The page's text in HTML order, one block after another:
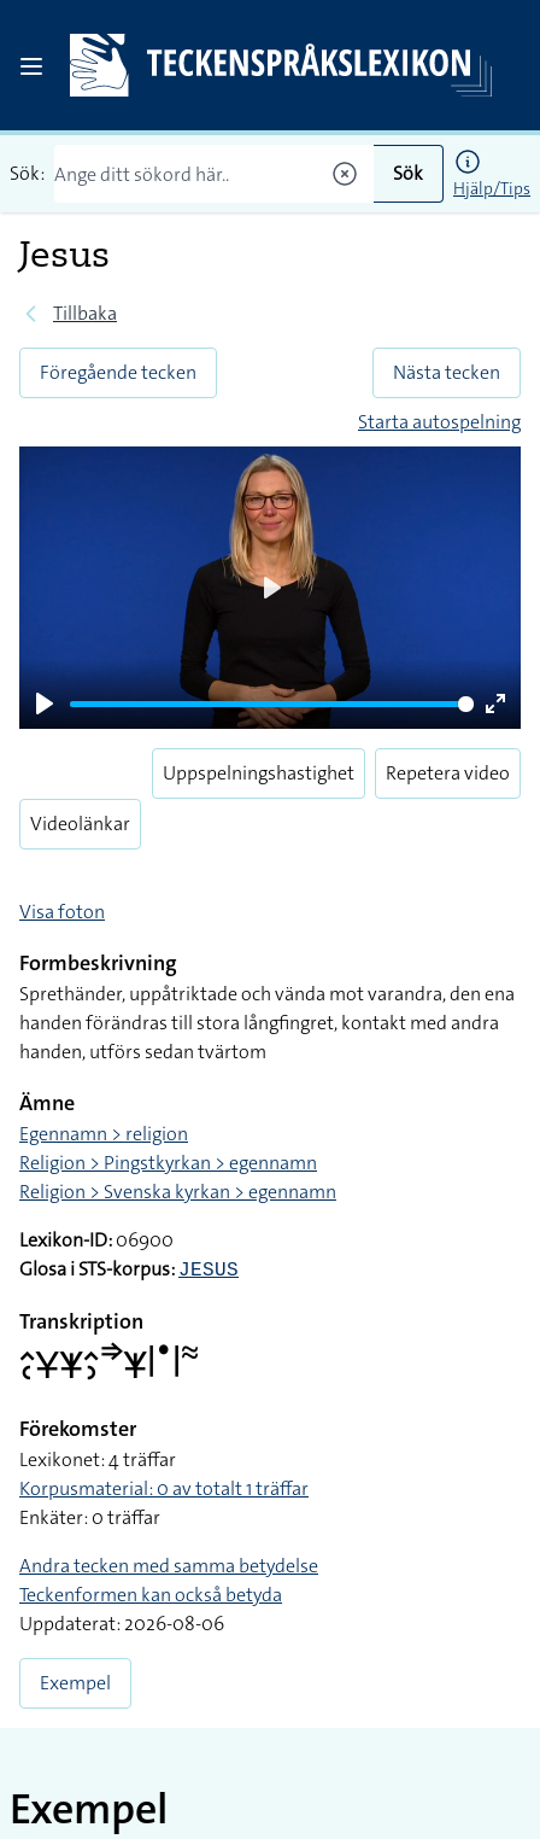
Sök: Sök
Hjälp/Tips
Jesus
Tillbaka
Föregående tecken
Nästa tecken
Starta autospelning
Play
Enter
Videolänkar
Uppspelningshastighet Repetera video
Visa foton
Formbeskrivning
Sprethänder, uppåtriktade och vända mot varandra, den ena
handen förändras till stora långfingret, kontakt med andra
handen, utförs sedan tvärtom
Ämne
Egennamn > religion
Religion > Pingstkyrkan > egennamn
Religion > Svenska kyrkan > egennamn
Lexikon-ID:06900
Glosa i STS-korpus: JESUS
Transkription
􌤵􌥗􌥃􌥒􌤵􌤶􌦆􌥒􌥼􌤟􌥼􌦇
Förekomster
Lexikonet: 4 träffar
Korpusmaterial: 0 av totalt 1 träffar
Enkäter: 0 träffar
Andra tecken med samma betydelse
Teckenformen kan också betyda
Uppdaterat: 2026-08-06
Exempel
Exempel